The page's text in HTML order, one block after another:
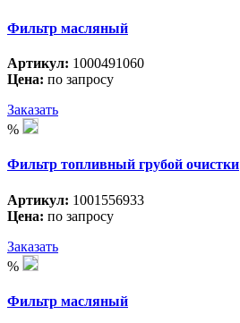
Фильтр масляный
Артикул: 1000491060
Цена: по запросу
Заказать
%
Фильтр топливный грубой очистки
Артикул: 1001556933
Цена: по запросу
Заказать
%
Фильтр масляный